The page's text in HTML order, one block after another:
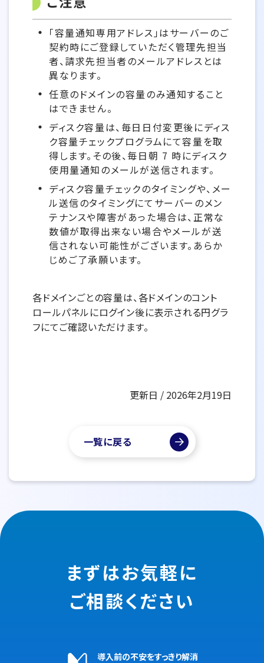
「容量通知専用アドレス」はサーバーのご
契約時にご登録していただく管理先担当
者、請求先担当者のメールアドレスとは
異なります。
任意のドメインの容量のみ通知すること
はできません。
ディスク容量は、毎日日付変更後にディス
ク容量チェックプログラムにて容量を取
得します。その後、毎日朝 7 時にディスク
使用量通知のメールが送信されます。
ディスク容量チェックのタイミングや、メー
ル送信のタイミングにてサーバーのメン
テナンスや障害があった場合は、正常な
数値が取得出来ない場合やメールが送
信されない可能性がございます。あらか
じめご了承願います。
各ドメインごとの容量は、各ドメインのコント
ロールパネルにログイン後に表示される円グラ
フにてご確認いただけます。
更新日 / 2026年2月19日
一覧に戻る
まずはお気軽に
ご相談ください
導入前の不安をすっきり解消